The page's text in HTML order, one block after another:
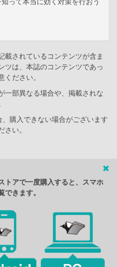
されているコンテンツが含ま
ツは、本誌のコンテンツであっ
ください。
一部異なる場合や、掲載されな
購入できない場合がございます
さい。
トアで一度購入すると、スマホ
できます。